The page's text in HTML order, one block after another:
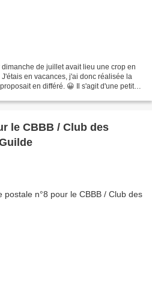
de juillet avait lieu une crop en
en vacances, j'ai donc réalisée la
en différé. 😀 Il s'agit d'une petite
pour La Guilde